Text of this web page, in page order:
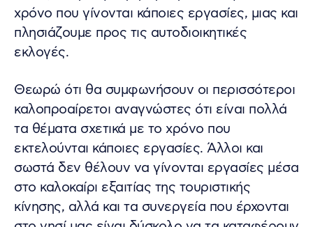
χρόνο που γίνονται κάποιες εργασίες, μιας και
πλησιάζουμε προς τις αυτοδιοικητικές
εκλογές.
Θεωρώ ότι θα συμφωνήσουν οι περισσότεροι
καλοπροαίρετοι αναγνώστες ότι είναι πολλά
τα θέματα σχετικά με το χρόνο που
εκτελούνται κάποιες εργασίες. Άλλοι και
σωστά δεν θέλουν να γίνονται εργασίες μέσα
στο καλοκαίρι εξαιτίας της τουριστικής
κίνησης, αλλά και τα συνεργεία που έρχονται